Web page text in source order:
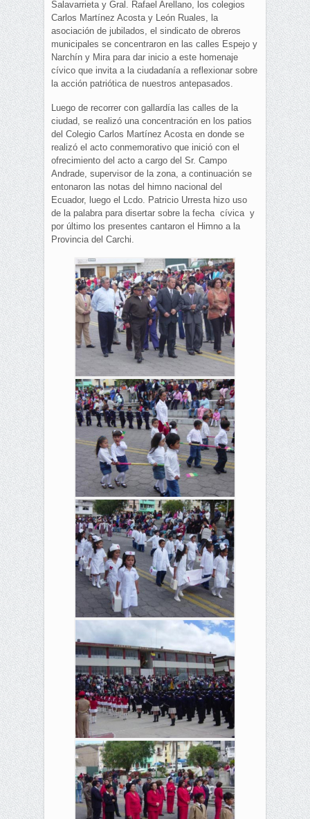
Salavarrieta y Gral. Rafael Arellano, los colegios
Carlos Martínez Acosta y León Ruales, la
asociación de jubilados, el sindicato de obreros
municipales se concentraron en las calles Espejo y
Narchín y Mira para dar inicio a este homenaje
cívico que invita a la ciudadanía a reflexionar sobre
la acción patriótica de nuestros antepasados.
Luego de recorrer con gallardía las calles de la
ciudad, se realizó una concentración en los patios
del Colegio Carlos Martínez Acosta en donde se
realizó el acto conmemorativo que inició con el
ofrecimiento del acto a cargo del Sr. Campo
Andrade, supervisor de la zona, a continuación se
entonaron las notas del himno nacional del
Ecuador, luego el Lcdo. Patricio Urresta hizo uso
de la palabra para disertar sobre la fecha cívica y
por último los presentes cantaron el Himno a la
Provincia del Carchi.